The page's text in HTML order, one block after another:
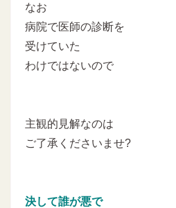
なお
病院で医師の診断を
受けていた
わけではないので
主観的見解なのは
ご了承くださいませ?
決して誰が悪で